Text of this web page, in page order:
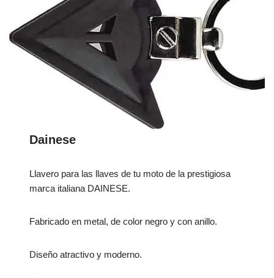
Dainese
Llavero para las llaves de tu moto de la prestigiosa
marca italiana DAINESE.
Fabricado en metal, de color negro y con anillo.
Diseño atractivo y moderno.